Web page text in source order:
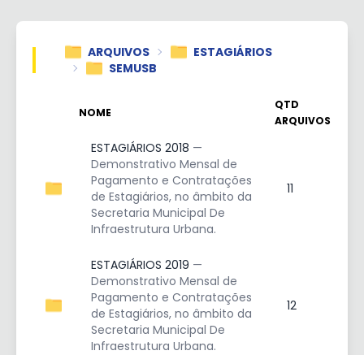
ARQUIVOS
ESTAGIÁRIOS
SEMUSB
NOME
QTD
ARQUIVOS
ESTAGIÁRIOS 2018 —
Demonstrativo Mensal de
Pagamento e Contratações
de Estagiários, no âmbito da
Secretaria Municipal De
Infraestrutura Urbana.
11
ESTAGIÁRIOS 2019 —
Demonstrativo Mensal de
Pagamento e Contratações
de Estagiários, no âmbito da
Secretaria Municipal De
Infraestrutura Urbana.
12